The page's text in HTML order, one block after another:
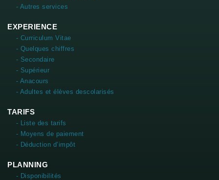
- Autres services
EXPERIENCE
- Curriculum Vitae
- Quelques chiffres
- Secondaire
- Supérieur
- Anacours
- Adultes et élèves descolarisés
TARIFS
- Liste des tarifs
- Moyens de paiement
- Déduction d’impôt
PLANNING
- Disponibilités